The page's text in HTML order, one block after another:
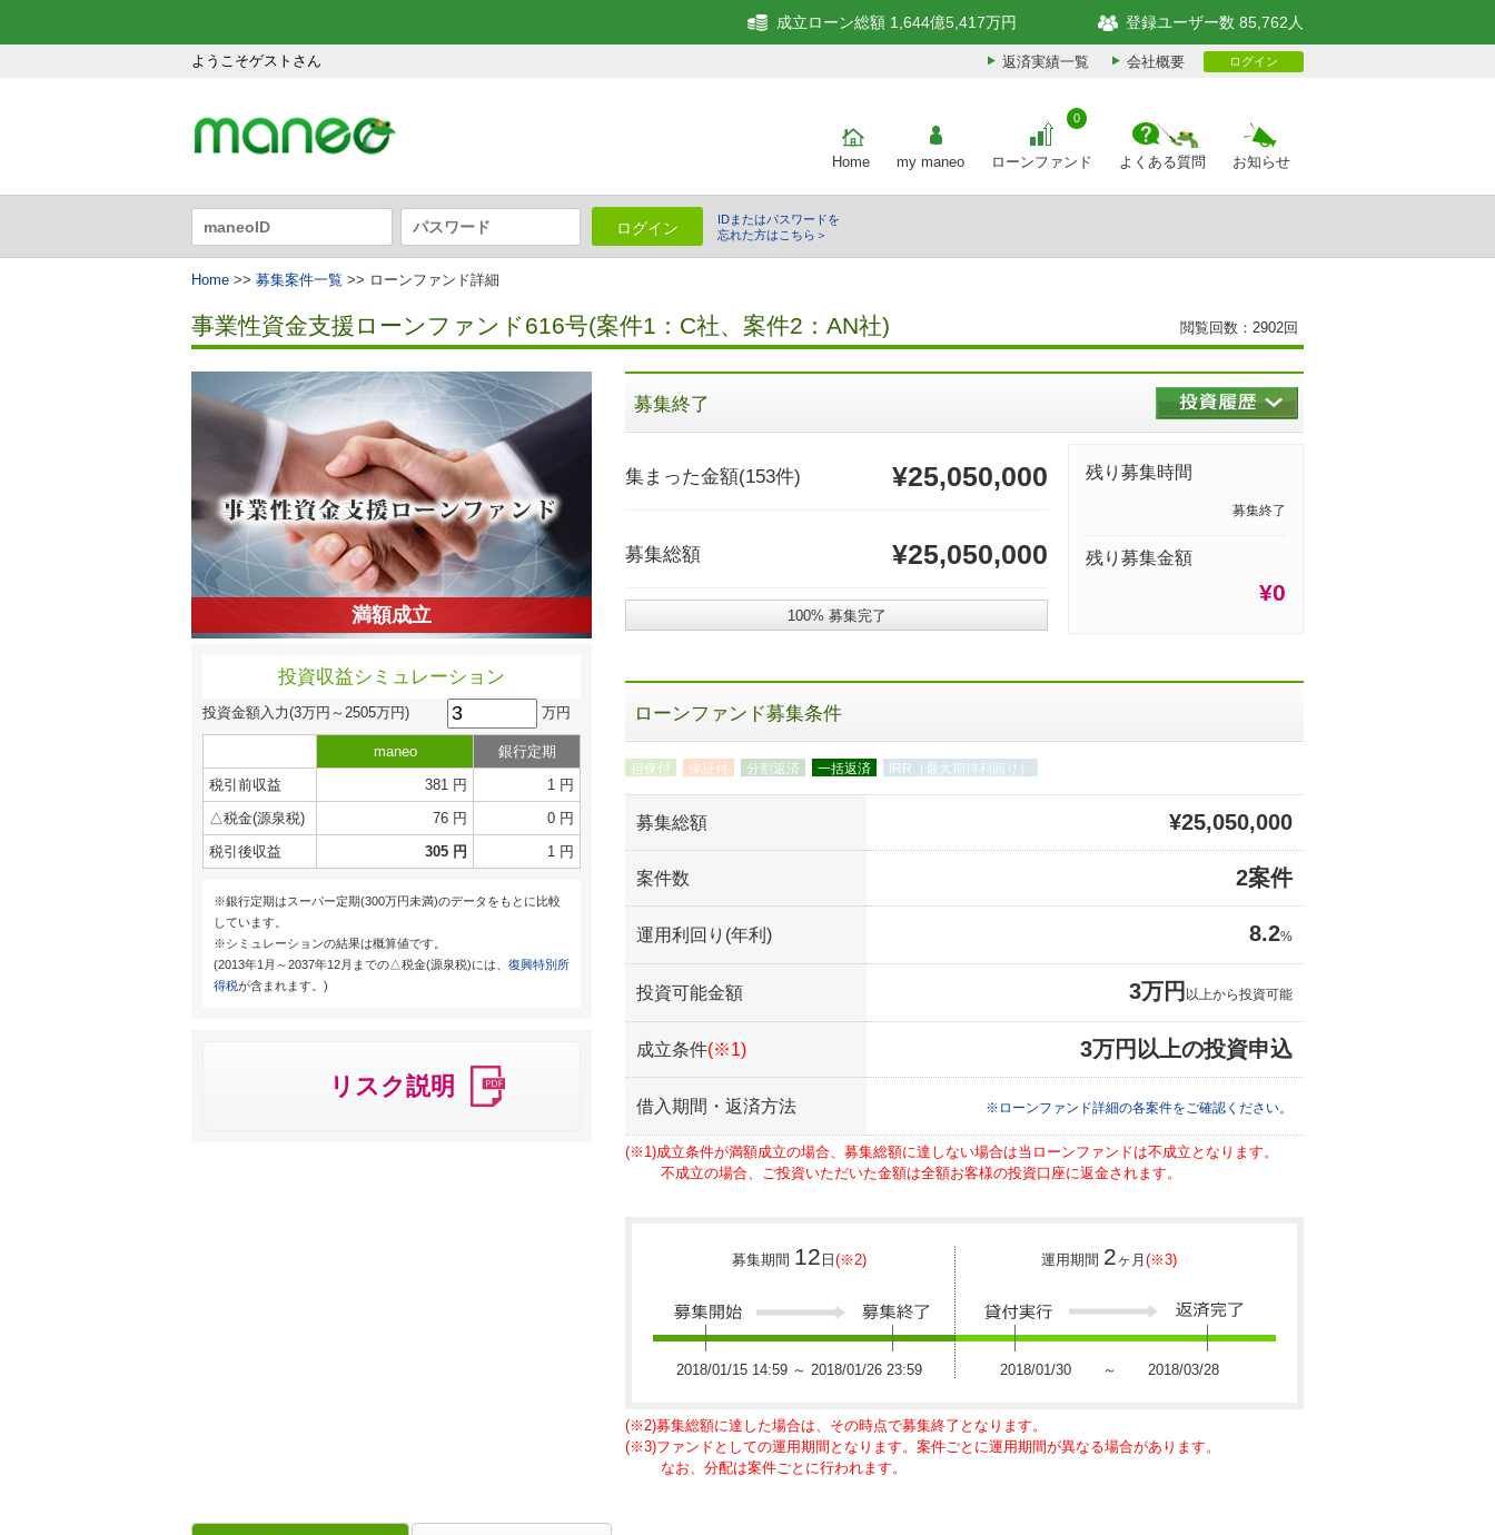
ようこそゲストさん
成立ローン総額 1,644億5,417万円 登録ユーザー数 85,762人
返済実績一覧 会社概要 ログイン
Home my maneo ローンファンド
0
よくある質問 お知らせ
ログイン
IDまたはパスワードを
忘れた方はこちら＞
Home >> 募集案件一覧 >> ローンファンド詳細
事業性資金支援ローンファンド616号(案件1：C社、案件2：AN社) 閲覧回数：2902回
満額成立
投資収益シミュレーション
投資金額入力(3万円～2505万円) 万円
maneo
銀行定期
税引前収益
381 円
1 円
△税金(源泉税)
76 円
0 円
税引後収益
305 円 1 円
※銀行定期はスーパー定期(300万円未満)のデータをもとに比較
しています。
※シミュレーションの結果は概算値です。
(2013年1月～2037年12月までの△税金(源泉税)には、 復興特別所
得税が含まれます。)
リスク説明
募集終了
集まった金額(153件) ¥25,050,000
募集総額 ¥25,050,000
100% 募集完了
残り募集時間
募集終了
残り募集金額
¥0
ローンファンド募集条件
担保付 保証付 分割返済 一括返済 IRR（最大期待利回り）
募集総額 ¥25,050,000
案件数 2案件
運用利回り(年利) 8.2%
投資可能金額 3万円 以上から投資可能
成立条件(※1) 3万円以上の投資申込
借入期間・返済方法 ※ローンファンド詳細の各案件をご確認ください。
(※1)成立条件が満額成立の場合、募集総額に達しない場合は当ローンファンドは不成立となります。
不成立の場合、ご投資いただいた金額は全額お客様の投資口座に返金されます。
募集期間 12 日(※2) 運用期間 2ヶ月 (※3)
2018/01/15 14:59 ～ 2018/01/26 23:59 2018/01/30 ～ 2018/03/28
(※2)募集総額に達した場合は、その時点で募集終了となります。
(※3)ファンドとしての運用期間となります。案件ごとに運用期間が異なる場合があります。
なお、分配は案件ごとに行われます。